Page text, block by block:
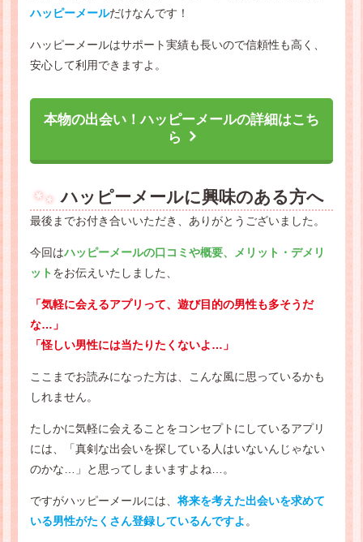
ハッピーメールだけなんです！
ハッピーメールはサポート実績も長いので信頼性も高く、
安心して利用できますよ。
本物の出会い！ハッピーメールの詳細はこち
ら
ハッピーメールに興味のある方へ
最後までお付き合いいただき、ありがとうございました。
今回はハッピーメールの口コミや概要、メリット・デメリ
ット をお伝えいたしました、
「気軽に会えるアプリって、遊び目的の男性も多そうだ
な…」
「怪しい男性には当たりたくないよ…」
ここまでお読みになった方は、こんな風に思っているかも
しれません。
たしかに気軽に会えることをコンセプトにしているアプリ
には、「真剣な出会いを探している人はいないんじゃない
のかな…」と思ってしまいますよね…。
ですがハッピーメールには、将来を考えた出会いを求めて
いる男性がたくさん登録しているんですよ 。